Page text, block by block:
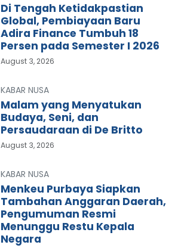
Di Tengah Ketidakpastian
Global, Pembiayaan Baru
Adira Finance Tumbuh 18
Persen pada Semester I 2026
August 3, 2026
KABAR NUSA
Malam yang Menyatukan
Budaya, Seni, dan
Persaudaraan di De Britto
August 3, 2026
KABAR NUSA
Menkeu Purbaya Siapkan
Tambahan Anggaran Daerah,
Pengumuman Resmi
Menunggu Restu Kepala
Negara